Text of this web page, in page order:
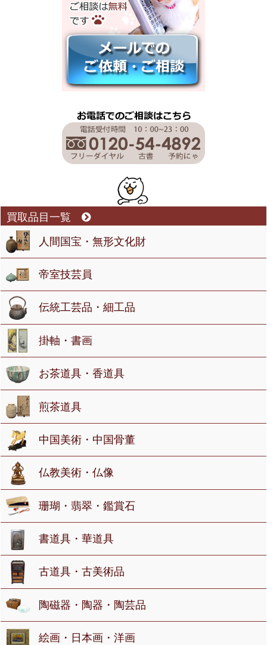
買取品目一覧
人間国宝・無形文化財
帝室技芸員
伝統工芸品・細工品
掛軸・書画
お茶道具・香道具
煎茶道具
中国美術・中国骨董
仏教美術・仏像
珊瑚・翡翠・鑑賞石
書道具・華道具
古道具・古美術品
陶磁器・陶器・陶芸品
絵画・日本画・洋画